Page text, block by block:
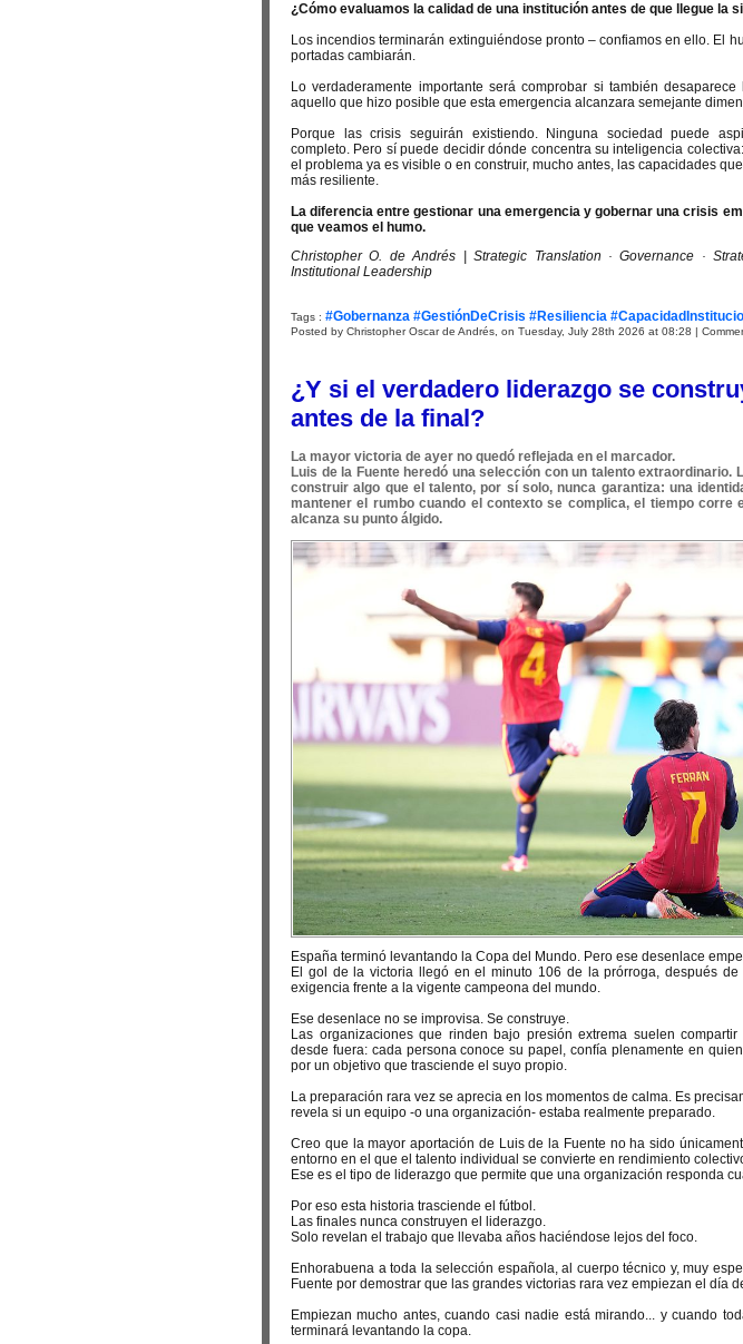
¿Cómo evaluamos la calidad de una institución antes de que llegue la
Los incendios terminarán extinguiéndose pronto – confiamos en ello. El
portadas cambiarán.
Lo verdaderamente importante será comprobar si también
aquello que hizo posible que esta emergencia alcanzara semejante
Porque las crisis seguirán existiendo. Ninguna sociedad puede
completo. Pero sí puede decidir dónde concentra su inteligencia
el problema ya es visible o en construir, mucho antes, las capacidades
más resiliente.
La diferencia entre gestionar una emergencia y gobernar una crisis
que veamos el humo.
Christopher O. de Andrés | Strategic Translation · Governance ·
Institutional Leadership
Tags : #Gobernanza #GestiónDeCrisis #Resiliencia
Posted by Christopher Oscar de Andrés, on Tuesday, July 28th 2026 at 08:28 |
¿Y si el verdadero liderazgo se
antes de la final?
La mayor victoria de ayer no quedó reflejada en el marcador.
Luis de la Fuente heredó una selección con un talento extraordinario.
construir algo que el talento, por sí solo, nunca garantiza: una
mantener el rumbo cuando el contexto se complica, el tiempo corre
alcanza su punto álgido.
España terminó levantando la Copa del Mundo. Pero ese desenlace
El gol de la victoria llegó en el minuto 106 de la prórroga, después de
exigencia frente a la vigente campeona del mundo.
Ese desenlace no se improvisa. Se construye.
Las organizaciones que rinden bajo presión extrema suelen
desde fuera: cada persona conoce su papel, confía plenamente en
por un objetivo que trasciende el suyo propio.
La preparación rara vez se aprecia en los momentos de calma. Es
revela si un equipo -o una organización- estaba realmente preparado.
Creo que la mayor aportación de Luis de la Fuente no ha sido
entorno en el que el talento individual se convierte en rendimiento
Ese es el tipo de liderazgo que permite que una organización responda
Por eso esta historia trasciende el fútbol.
Las finales nunca construyen el liderazgo.
Solo revelan el trabajo que llevaba años haciéndose lejos del foco.
Enhorabuena a toda la selección española, al cuerpo técnico y, muy
Fuente por demostrar que las grandes victorias rara vez empiezan el día
Empiezan mucho antes, cuando casi nadie está mirando... y cuando
terminará levantando la copa.